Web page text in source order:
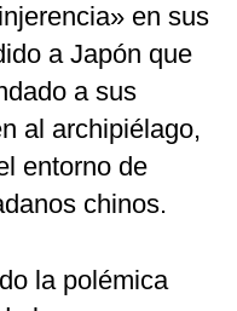
en sus
a Japón que
a sus
al archipiélago,
entorno de
chinos.
la polémica